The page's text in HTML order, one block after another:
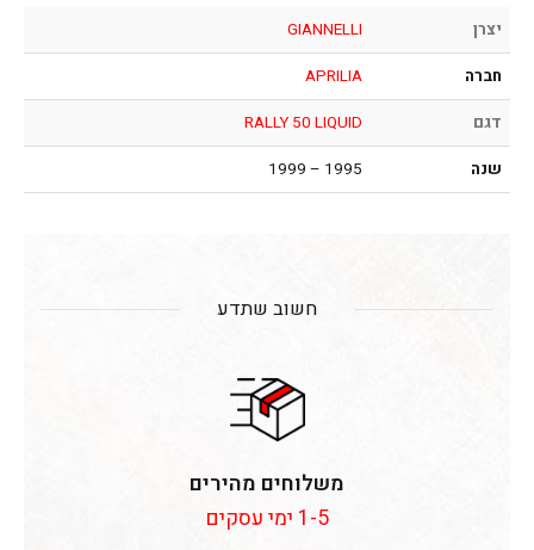
יצרן
GIANNELLI
חברה
APRILIA
דגם
RALLY 50 LIQUID
שנה
1995 – 1999
חשוב שתדע
משלוחים מהירים
1-5 ימי עסקים